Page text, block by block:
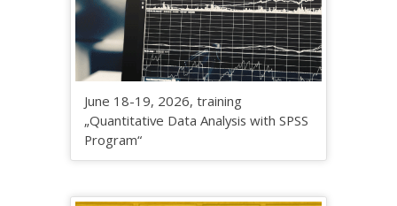
June 18-19, 2026, training
„Quantitative Data Analysis with SPSS
Program“